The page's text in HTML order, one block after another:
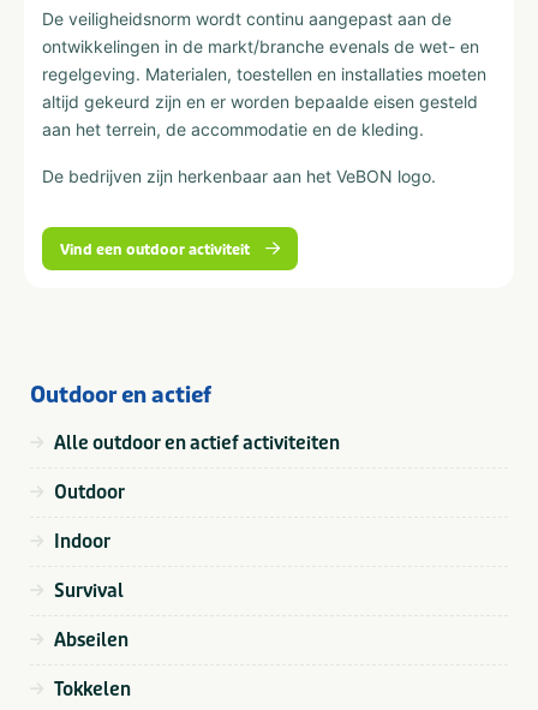
De veiligheidsnorm wordt continu aangepast aan de
ontwikkelingen in de markt/branche evenals de wet- en
regelgeving. Materialen, toestellen en installaties moeten
altijd gekeurd zijn en er worden bepaalde eisen gesteld
aan het terrein, de accommodatie en de kleding.
De bedrijven zijn herkenbaar aan het VeBON logo.
Vind een outdoor activiteit
Outdoor en actief
Alle outdoor en actief activiteiten
Outdoor
Indoor
Survival
Abseilen
Tokkelen